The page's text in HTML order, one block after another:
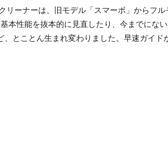
リーナーは、旧モデル「スマーボ」からフ
本性能を抜本的に見直したり、今までにな
、とことん生まれ変わりました。早速ガイド